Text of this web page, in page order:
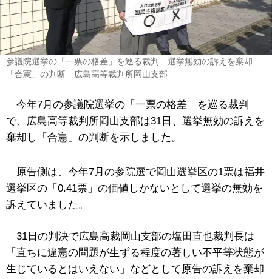
参議院選挙の「一票の格差」を巡る裁判 選挙無効の訴えを棄却
「合憲」の判断 広島高等裁判所岡山支部
今年7月の参議院選挙の「一票の格差」を巡る裁判
で、広島高等裁判所岡山支部は31日、選挙無効の訴えを
棄却し「合憲」の判断を示しました。
原告側は、今年7月の参院選で岡山選挙区の1票は福井
選挙区の「0.41票」の価値しかないとして選挙の無効を
訴えていました。
31日の判決で広島高裁岡山支部の塩田直也裁判長は
「直ちに違憲の問題が生ずる程度の著しい不平等状態が
生じているとはいえない」などとして原告の訴えを棄却